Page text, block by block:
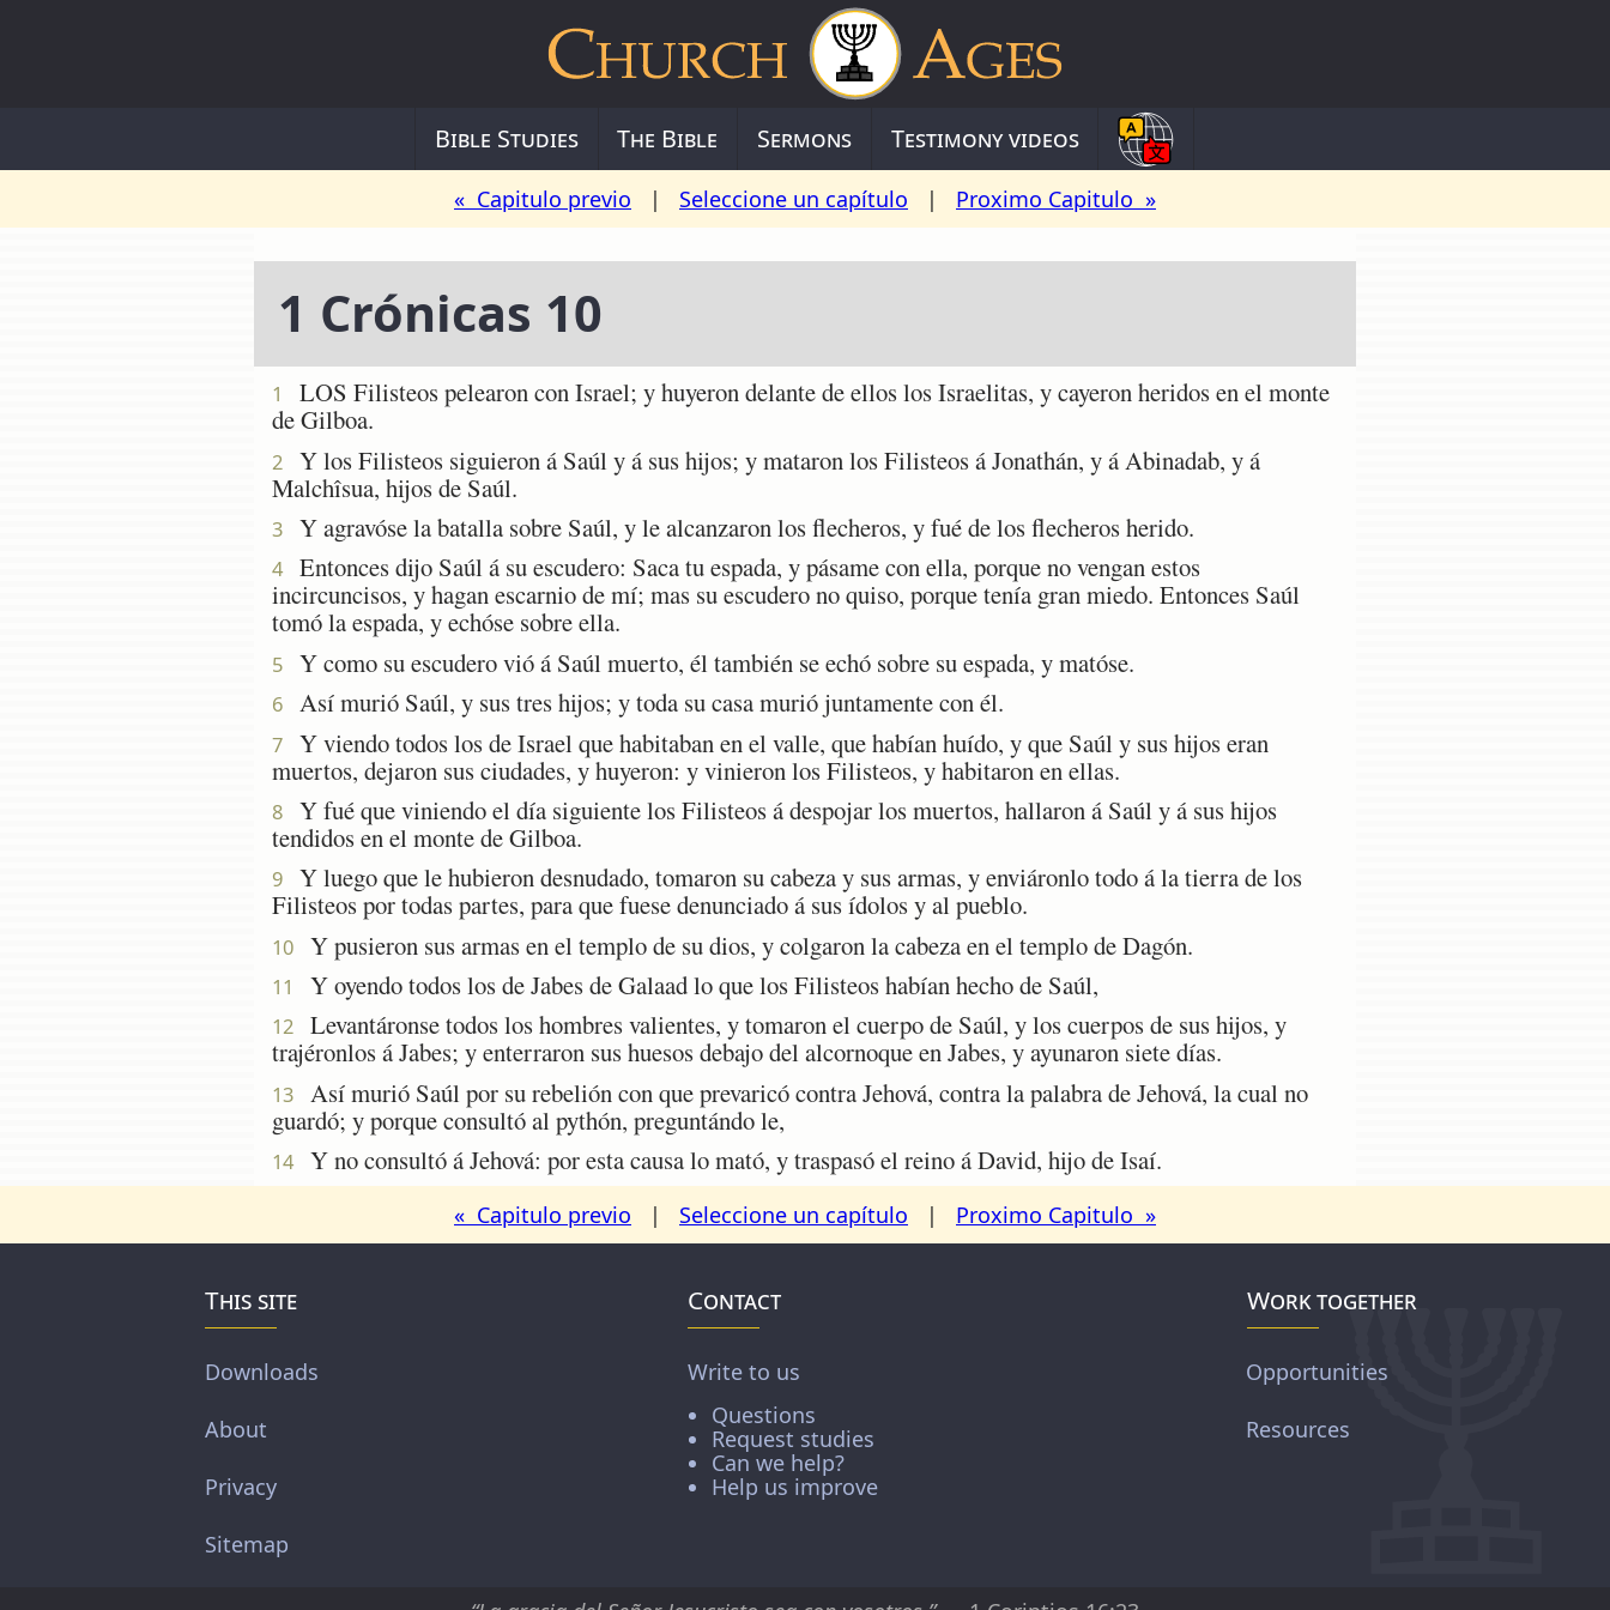
Bible Studies The Bible Sermons Testimony videos
« Capitulo previo | Seleccione un capítulo | Proximo Capitulo »
1 Crónicas 10
1
LOS Filisteos pelearon con Israel; y huyeron delante de ellos los Israelitas, y cayeron heridos en el monte
de Gilboa.
2
Y los Filisteos siguieron á Saúl y á sus hijos; y mataron los Filisteos á Jonathán, y á Abinadab, y á
Malchîsua, hijos de Saúl.
3 Y agravóse la batalla sobre Saúl, y le alcanzaron los flecheros, y fué de los flecheros herido.
4
Entonces dijo Saúl á su escudero: Saca tu espada, y pásame con ella, porque no vengan estos
incircuncisos, y hagan escarnio de mí; mas su escudero no quiso, porque tenía gran miedo. Entonces Saúl
tomó la espada, y echóse sobre ella.
5 Y como su escudero vió á Saúl muerto, él también se echó sobre su espada, y matóse.
6 Así murió Saúl, y sus tres hijos; y toda su casa murió juntamente con él.
7
Y viendo todos los de Israel que habitaban en el valle, que habían huído, y que Saúl y sus hijos eran
muertos, dejaron sus ciudades, y huyeron: y vinieron los Filisteos, y habitaron en ellas.
8
Y fué que viniendo el día siguiente los Filisteos á despojar los muertos, hallaron á Saúl y á sus hijos
tendidos en el monte de Gilboa.
9
Y luego que le hubieron desnudado, tomaron su cabeza y sus armas, y enviáronlo todo á la tierra de los
Filisteos por todas partes, para que fuese denunciado á sus ídolos y al pueblo.
10 Y pusieron sus armas en el templo de su dios, y colgaron la cabeza en el templo de Dagón.
11 Y oyendo todos los de Jabes de Galaad lo que los Filisteos habían hecho de Saúl,
12
Levantáronse todos los hombres valientes, y tomaron el cuerpo de Saúl, y los cuerpos de sus hijos, y
trajéronlos á Jabes; y enterraron sus huesos debajo del alcornoque en Jabes, y ayunaron siete días.
13
Así murió Saúl por su rebelión con que prevaricó contra Jehová, contra la palabra de Jehová, la cual no
guardó; y porque consultó al pythón, preguntándo le,
14 Y no consultó á Jehová: por esta causa lo mató, y traspasó el reino á David, hijo de Isaí.
« Capitulo previo | Seleccione un capítulo | Proximo Capitulo »
This site
Downloads
About
Privacy
Sitemap
Contact
Write to us
Questions
Request studies
Can we help?
Help us improve
Work together
Opportunities
Resources